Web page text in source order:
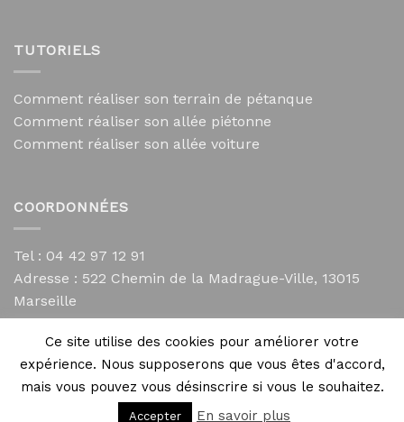
TUTORIELS
Comment réaliser son terrain de pétanque
Comment réaliser son allée piétonne
Comment réaliser son allée voiture
COORDONNÉES
Tel : 04 42 97 12 91
Adresse : 522 Chemin de la Madrague-Ville, 13015
Marseille
contact@mycailloux.com
Mentions légales
Copyright 2026 © Directives Web
Ce site utilise des cookies pour améliorer votre
expérience. Nous supposerons que vous êtes d'accord,
mais vous pouvez vous désinscrire si vous le souhaitez.
Accepter En savoir plus